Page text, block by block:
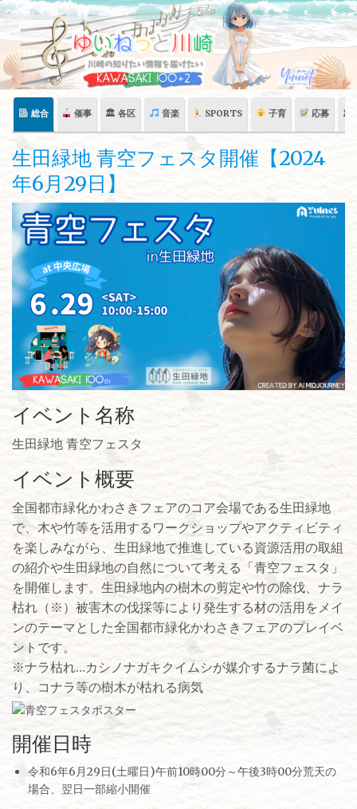
Skip
content
総合 催事 🏛 各区 音楽 SPORTS 子育 応募 🏛
生田緑地 青空フェスタ開催【2024
年6月29日】
イベント名称
生田緑地 青空フェスタ
イベント概要
全国都市緑化かわさきフェアのコア会場である生田緑地
で、木や竹等を活用するワークショップやアクティビティ
を楽しみながら、生田緑地で推進している資源活用の取組
の紹介や生田緑地の自然について考える「青空フェスタ」
を開催します。生田緑地内の樹木の剪定や竹の除伐、ナラ
枯れ（※）被害木の伐採等により発生する材の活用をメイ
ンのテーマとした全国都市緑化かわさきフェアのプレイベ
ントです。
※ナラ枯れ…カシノナガキクイムシが媒介するナラ菌によ
り、コナラ等の樹木が枯れる病気
開催日時
令和6年6月29日(土曜日)午前10時00分～午後3時00分荒天の
場合、翌日一部縮小開催